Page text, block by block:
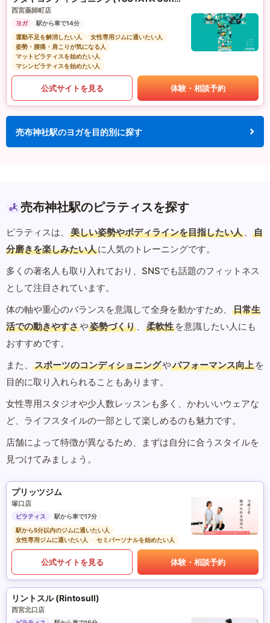
西宮薬師町店
ヨガ
駅から車で14分
運動不足を解消したい人
女性専用ジムに通いたい人
姿勢・腰痛・肩こりが気になる人
マットピラティスを始めたい人
マシンピラティスを始めたい人
公式サイトを見る 体験・相談予約
売布神社駅のヨガを目的別に探す
売布神社駅のピラティスを探す
ピラティスは、 美しい姿勢やボディラインを目指したい人 、
自
分磨きを楽しみたい人に人気のトレーニングです。
多くの著名人も取り入れており、SNSでも話題のフィットネス
として注目されています。
体の軸や重心のバランスを意識して全身を動かすため、
日常生
活での動きやすさや姿勢づくり 、 柔軟性 を意識したい人にも
おすすめです。
また、
スポーツのコンディショニングやパフォーマンス向上 を
目的に取り入れられることもあります。
女性専用スタジオや少人数レッスンも多く、かわいいウェアな
ど、ライフスタイルの一部として楽しめるのも魅力です。
店舗によって特徴が異なるため、まずは自分に合うスタイルを
見つけてみましょう。
プリッツジム
塚口店
ピラティス
駅から車で17分
駅から5分以内のジムに通いたい人
女性専用ジムに通いたい人
セミパーソナルを始めたい人
公式サイトを見る 体験・相談予約
リントスル (Rintosull)
西宮北口店